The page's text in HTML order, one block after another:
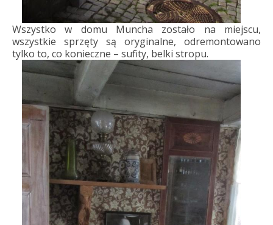
Wszystko w domu Muncha zostało na miejscu,
wszystkie sprzęty są oryginalne, odremontowano
tylko to, co konieczne – sufity, belki stropu.